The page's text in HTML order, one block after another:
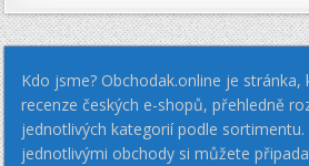
Kdo jsme? Obchodak.online je stránka,
recenze českých e-shopů, přehledně
jednotlivých kategorií podle
jednotlivými obchody si můžete